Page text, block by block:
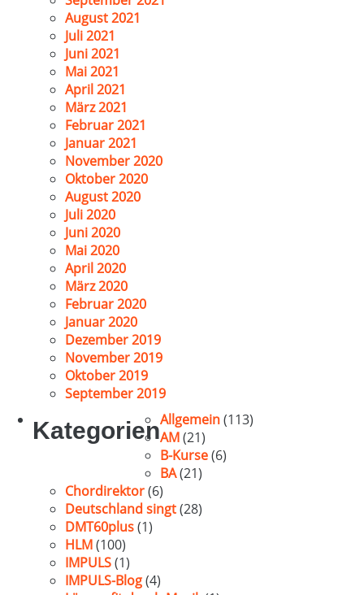
August 2021
Juli 2021
Juni 2021
Mai 2021
April 2021
März 2021
Februar 2021
Januar 2021
November 2020
Oktober 2020
August 2020
Juli 2020
Juni 2020
Mai 2020
April 2020
März 2020
Februar 2020
Januar 2020
Dezember 2019
November 2019
Oktober 2019
September 2019
KategorienAllgemein(113)
AM(21)
B-Kurse(6)
BA(21)
Chordirektor(6)
Deutschland singt(28)
DMT60plus(1)
HLM(100)
IMPULS(1)
IMPULS-Blog(4)